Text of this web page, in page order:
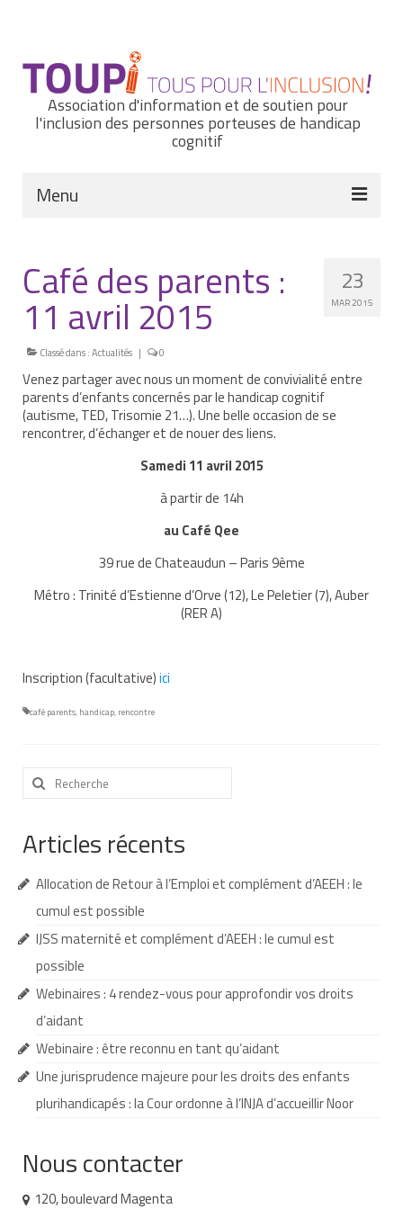
Association d'information et de soutien pour
l'inclusion des personnes porteuses de handicap
cognitif
Menu
Nous connaître
Notre histoire
Nos missions et nos valeurs
Notre équipe
Nous contacter
Nos partenaires
Nos livres adaptés
Les troubles sensoriels
Dossier MDPH
Projet de vie
Taux de handicap et carte d’invalidité
Demande d’orientation
Autres aides financières
Aides municipales
Aide exceptionnelle sécurité sociale
Aide aux démarches relatives à la
scolarisation
décision favorable
23
MAR 2015
Café des parents :
11 avril 2015
Classé dans :Actualités | 0
Venez partager avec nous un moment de convivialité entre
parents d’enfants concernés par le handicap cognitif
(autisme, TED, Trisomie 21…). Une belle occasion de se
rencontrer, d’échanger et de nouer des liens.
Samedi 11 avril 2015
à partir de 14h
au Café Qee
39 rue de Chateaudun – Paris 9ème
Métro : Trinité d’Estienne d’Orve (12), Le Peletier (7), Auber
(RER A)
Inscription (facultative)ici
café parents, handicap, rencontre
Rechercher
:
Articles récents
Allocation de Retour à l’Emploi et complément d’AEEH : le
cumul est possible
IJSS maternité et complément d’AEEH : le cumul est
possible
Webinaires : 4 rendez-vous pour approfondir vos droits
d’aidant
Webinaire : être reconnu en tant qu’aidant
Une jurisprudence majeure pour les droits des enfants
plurihandicapés : la Cour ordonne à l’INJA d’accueillir Noor
Nous contacter
120, boulevard Magenta